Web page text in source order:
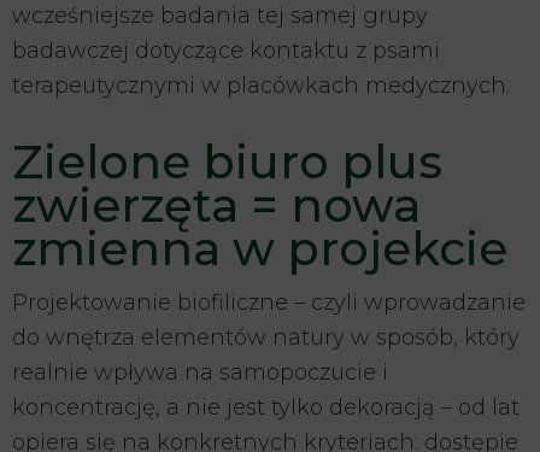
wcześniejsze badania tej samej grupy
badawczej dotyczące kontaktu z psami
terapeutycznymi w placówkach medycznych.
Zielone biuro plus
zwierzęta = nowa
zmienna w projekcie
Projektowanie biofiliczne – czyli wprowadzanie
do wnętrza elementów natury w sposób, który
realnie wpływa na samopoczucie i
koncentrację, a nie jest tylko dekoracją – od lat
opiera się na konkretnych kryteriach: dostępie